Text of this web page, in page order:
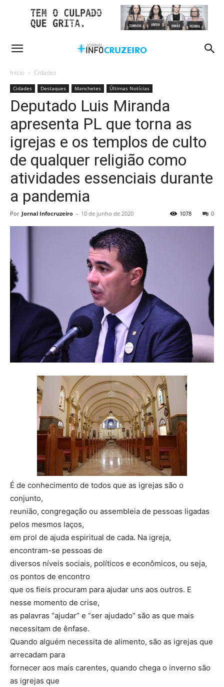
Início Cidades
Cidades Destaques Manchetes Últimas Notícias
Deputado Luis Miranda
apresenta PL que torna as
igrejas e os templos de culto
de qualquer religião como
atividades essenciais durante
a pandemia
Por Jornal Infocruzeiro - 10 de junho de 2020 0
1078
É de conhecimento de todos que as igrejas são o
conjunto,
reunião, congregação ou assembleia de pessoas ligadas
pelos mesmos laços,
em prol de ajuda espiritual de cada. Na igreja,
encontram-se pessoas de
diversos níveis sociais, políticos e econômicos, ou seja,
os pontos de encontro
que os fieis procuram para ajudar uns aos outros. E
nesse momento de crise,
as palavras “ajudar” e “ser ajudado” são as que mais
necessitam de ênfase.
Quando alguém necessita de alimento, são as igrejas que
arrecadam para
fornecer aos mais carentes, quando chega o inverno são
as igrejas que